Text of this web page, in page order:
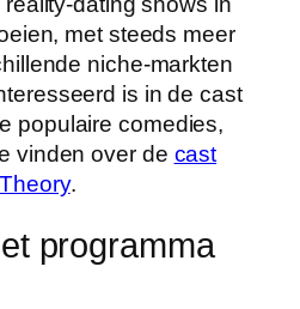
met steeds meer
niche-markten
is in de cast
populaire comedies,
vinden over de cast
.
programma